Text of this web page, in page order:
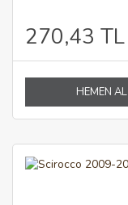
270,43 TL
HEMEN AL